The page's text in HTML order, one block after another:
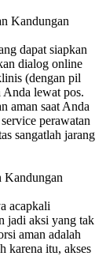
Kandungan
dapat siapkan
dialog online
(dengan pil
lewat pos.
aman saat Anda
perawatan
sangatlah jarang
Kandungan
acapkali
jadi aksi yang tak
aman adalah
karena itu, akses